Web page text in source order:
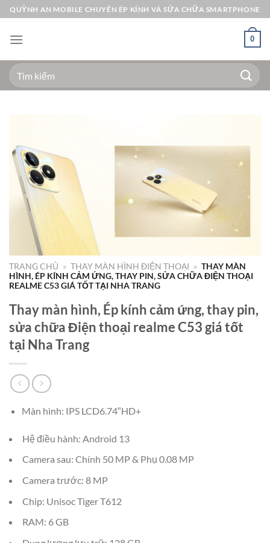
Bỏ
qua
nội
QUỲNH AN MOBILE CHUYÊN ÉP KÍNH VÀ SỬA CHỮA SMARTPHONE
0
Tìm
kiếm:
TRANG CHỦ » THAY MÀN HÌNH ĐIỆN THOẠI » THAY MÀN
HÌNH, ÉP KÍNH CẢM ỨNG, THAY PIN, SỬA CHỮA ĐIỆN THOẠI
REALME C53 GIÁ TỐT TẠI NHA TRANG
Thay màn hình, Ép kính cảm ứng, thay pin,
sửa chữa Điện thoại realme C53 giá tốt
tại Nha Trang
Màn hình: IPS LCD6.74″HD+
Hệ điều hành: Android 13
Camera sau: Chính 50 MP & Phụ 0.08 MP
Camera trước: 8 MP
Chip: Unisoc Tiger T612
RAM: 6 GB